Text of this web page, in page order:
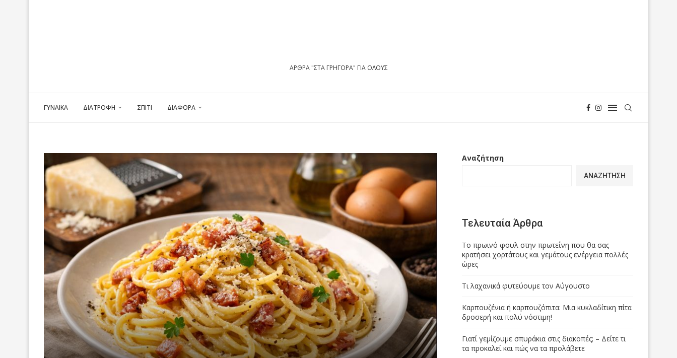
ΑΡΘΡΑ "ΣΤΑ ΓΡΗΓΟΡΑ" ΓΙΑ ΟΛΟΥΣ
ΓΥΝΑΙΚΑ ΔΙΑΤΡΟΦΗ ΣΠΙΤΙ ΔΙΑΦΟΡΑ
Αναζήτηση
ΑΝΑΖΉΤΗΣΗ
Τελευταία Άρθρα
Το πρωινό φουλ στην πρωτεΐνη που θα σας
κρατήσει χορτάτους και γεμάτους ενέργεια πολλές
ώρες
Τι λαχανικά φυτεύουμε τον Αύγουστο
Καρπουζένια ή καρπουζόπιτα: Μια κυκλαδίτικη πίτα
δροσερή και πολύ νόστιμη!
Γιατί γεμίζουμε σπυράκια στις διακοπές; – Δείτε τι
τα προκαλεί και πώς να τα προλάβετε